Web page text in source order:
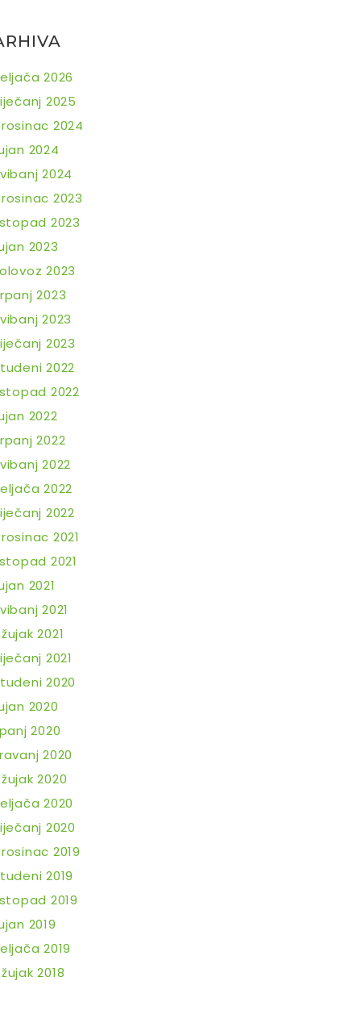
2026
2025
2024
2024
2024
2023
2023
2023
2023
2023
2023
2023
2022
2022
2022
2022
2022
2022
2022
2021
2021
2021
2021
2021
2021
2020
2020
2020
2020
2020
2020
2020
2019
2019
2019
2019
2019
2018